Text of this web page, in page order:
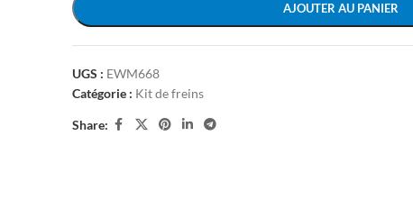
AJOUTER AU PANIER
UGS : EWM668
Catégorie : Kit de freins
Share: